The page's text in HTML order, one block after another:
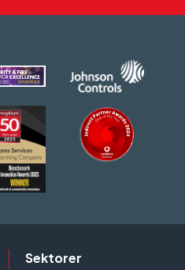
Sektorer